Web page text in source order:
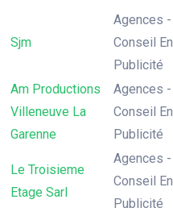
Sjm
Agences -
Conseil En
Publicité
Am Productions
Villeneuve La
Garenne
Agences -
Conseil En
Publicité
Le Troisieme
Etage Sarl
Agences -
Conseil En
Publicité